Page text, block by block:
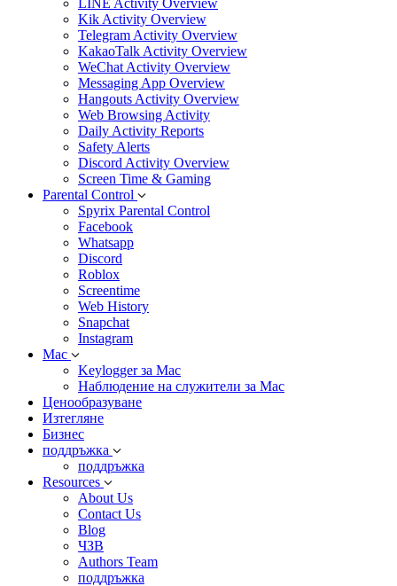
LINE Activity Overview
Kik Activity Overview
Telegram Activity Overview
KakaoTalk Activity Overview
WeChat Activity Overview
Messaging App Overview
Hangouts Activity Overview
Web Browsing Activity
Daily Activity Reports
Safety Alerts
Discord Activity Overview
Screen Time & Gaming
Parental Control
Spyrix Parental Control
Facebook
Whatsapp
Discord
Roblox
Screentime
Web History
Snapchat
Instagram
Mac
Keylogger за Mac
Наблюдение на служители за Mac
Ценообразуване
Изтегляне
Бизнес
поддръжка
поддръжка
Resources
About Us
Contact Us
Blog
ЧЗВ
Authors Team
поддръжка